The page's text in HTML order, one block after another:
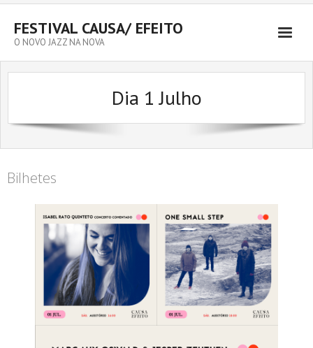
FESTIVAL CAUSA/ EFEITO
O NOVO JAZZ NA NOVA
Dia 1 Julho
Bilhetes